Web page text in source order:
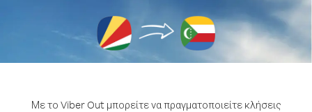
Με το Viber Out μπορείτε να πραγματοποιείτε κλήσεις